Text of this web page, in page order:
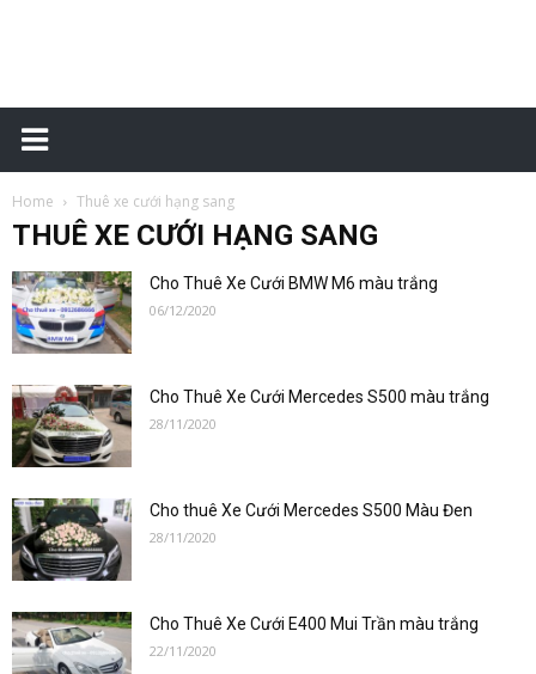
Cho
Home Thuê xe cưới hạng sang
THUÊ XE CƯỚI HẠNG SANG
Cho Thuê Xe Cưới BMW M6 màu trắng
06/12/2020
Cho Thuê Xe Cưới Mercedes S500 màu trắng
28/11/2020
Cho thuê Xe Cưới Mercedes S500 Màu Đen
28/11/2020
Cho Thuê Xe Cưới E400 Mui Trần màu trắng
22/11/2020